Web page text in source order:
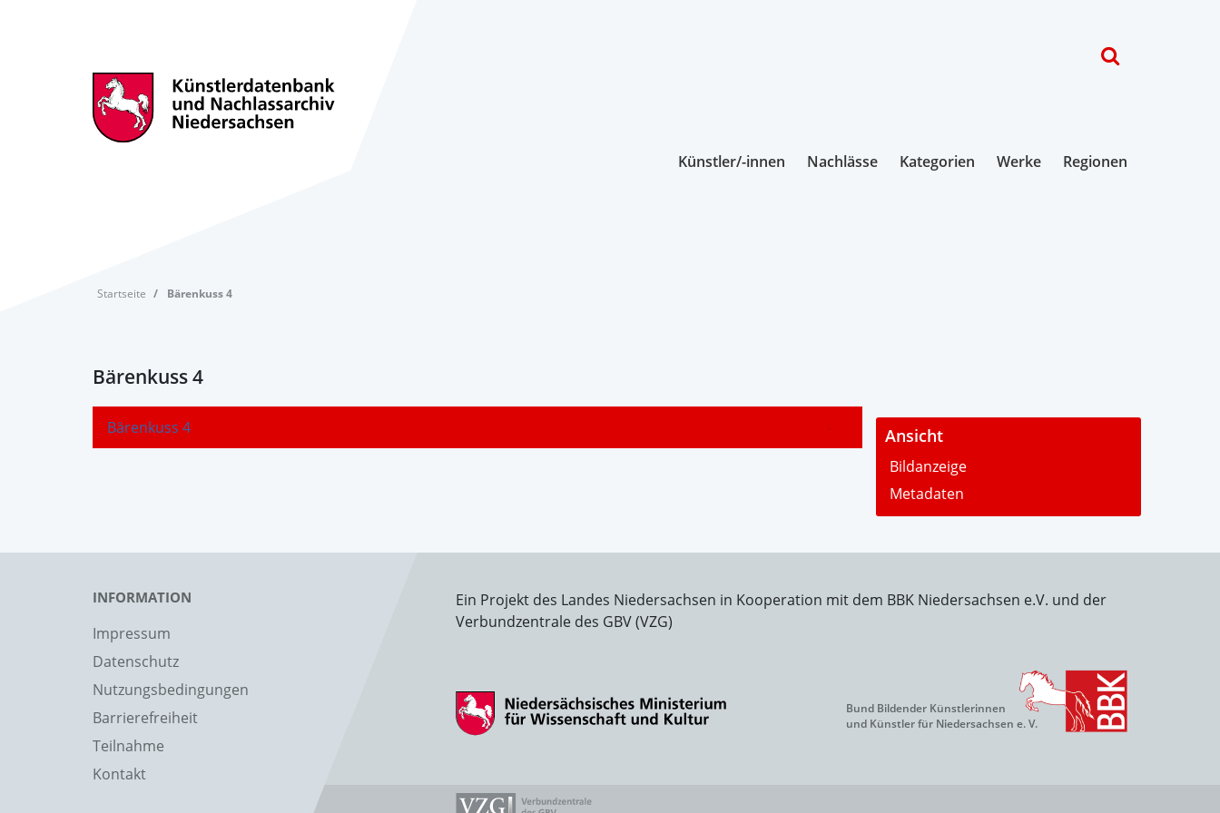
Künstler/-innen Nachlässe Kategorien Werke Regionen
Startseite Bärenkuss 4
Bärenkuss 4
Bärenkuss 4 - Ansicht
Bildanzeige
Metadaten
INFORMATION
Impressum
Datenschutz
Nutzungsbedingungen
Barrierefreiheit
Teilnahme
Kontakt
Ein Projekt des Landes Niedersachsen in Kooperation mit dem BBK Niedersachsen e.V. und der
Verbundzentrale des GBV (VZG)
Bund Bildender Künstlerinnen
und Künstler für Niedersachsen e. V.